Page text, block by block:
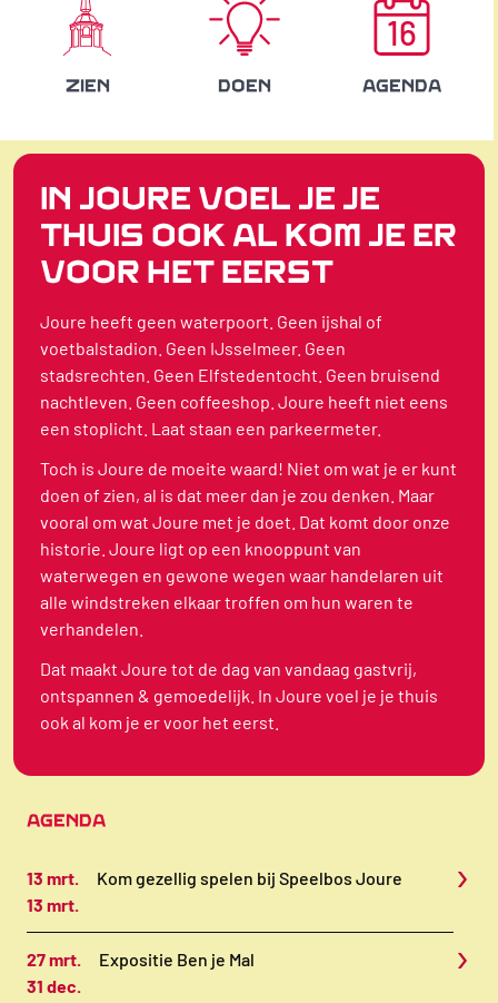
ZIEN DOEN
16
AGENDA
IN JOURE VOEL JE JE
THUIS OOK AL KOM JE ER
VOOR HET EERST
Joure heeft geen waterpoort. Geen ijshal of
voetbalstadion. Geen IJsselmeer. Geen
stadsrechten. Geen Elfstedentocht. Geen bruisend
nachtleven. Geen coffeeshop. Joure heeft niet eens
een stoplicht. Laat staan een parkeermeter.
Toch is Joure de moeite waard! Niet om wat je er kunt
doen of zien, al is dat meer dan je zou denken. Maar
vooral om wat Joure met je doet. Dat komt door onze
historie. Joure ligt op een knooppunt van
waterwegen en gewone wegen waar handelaren uit
alle windstreken elkaar troffen om hun waren te
verhandelen.
Dat maakt Joure tot de dag van vandaag gastvrij,
ontspannen & gemoedelijk. In Joure voel je je thuis
ook al kom je er voor het eerst.
AGENDA
13 mrt.
13 mrt.
Kom gezellig spelen bij Speelbos Joure ›
27 mrt.
31 dec.
Expositie Ben je Mal ›